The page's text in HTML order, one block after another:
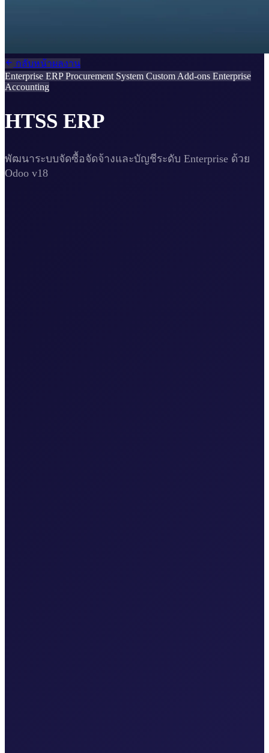
กลับหน้าผลงาน
Enterprise ERPProcurement System Custom Add-ons Enterprise
Accounting
HTSS ERP
พัฒนาระบบจัดซื้อจัดจ้างและบัญชีระดับ Enterprise ด้วย
Odoo v18